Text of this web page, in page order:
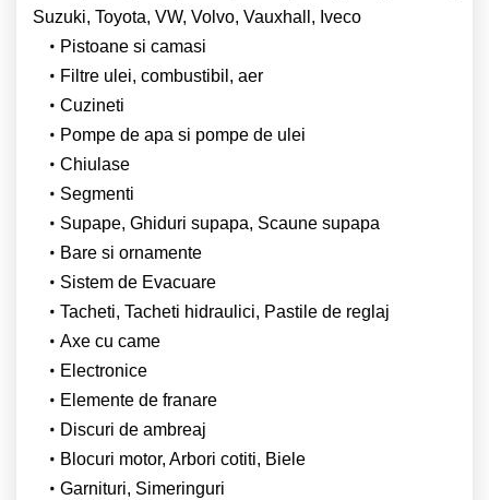
Suzuki, Toyota, VW, Volvo, Vauxhall, Iveco
Pistoane si camasi
Filtre ulei, combustibil, aer
Cuzineti
Pompe de apa si pompe de ulei
Chiulase
Segmenti
Supape, Ghiduri supapa, Scaune supapa
Bare si ornamente
Sistem de Evacuare
Tacheti, Tacheti hidraulici, Pastile de reglaj
Axe cu came
Electronice
Elemente de franare
Discuri de ambreaj
Blocuri motor, Arbori cotiti, Biele
Garnituri, Simeringuri